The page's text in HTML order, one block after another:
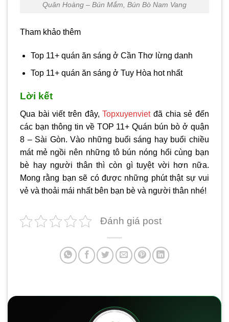
Quân Hoàng – Bún Mắm, Bún Bò Nam Vang
Tham khảo thêm
Top 11+ quán ăn sáng ở Cần Thơ lừng danh
Top 11+ quán ăn sáng ở Tuy Hòa hot nhất
Lời kết
Qua bài viết trên đây,Topxuyenvietđã chia sẻ đến
các bạn thông tin về TOP 11+ Quán bún bò ở quận
8 – Sài Gòn. Vào những buổi sáng hay buổi chiều
mát mẻ ngồi nên những tô bún nóng hổi cùng bạn
bè hay người thân thì còn gì tuyệt vời hơn nữa.
Mong rằng bạn sẽ có được những phút thật sự vui
vẻ và thoải mái nhất bên bạn bè và người thân nhé!
Đánh giá post